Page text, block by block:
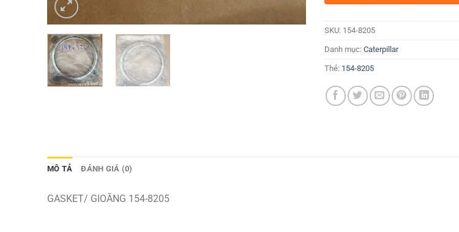
SKU: 154-8205
Danh mục:Caterpillar
Thẻ: 154-8205
MÔ TẢ ĐÁNH GIÁ (0)
GASKET/ GIOĂNG 154-8205